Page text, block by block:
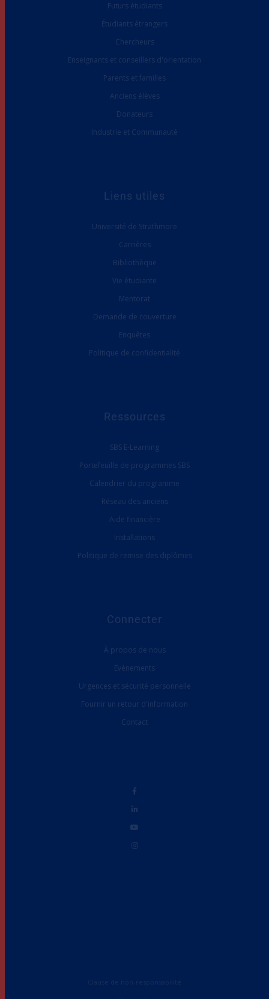
Futurs étudiants
Étudiants étrangers
Chercheurs
Enseignants et conseillers d'orientation
Parents et familles
Anciens élèves
Donateurs
Industrie et Communauté
Liens utiles
Université de Strathmore
Carrières
Bibliothèque
Vie étudiante
Mentorat
Demande de couverture
Enquêtes
Politique de confidentialité
Ressources
SBS E-Learning
Portefeuille de programmes SBS
Calendrier du programme
Réseau des anciens
Aide financière
Installations
Politique de remise des diplômes
Connecter
À propos de nous
Evénements
Urgences et sécurité personnelle
Fournir un retour d'information
Contact